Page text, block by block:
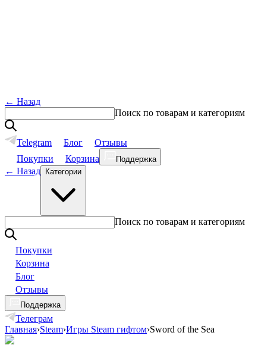
← Назад
Поиск по товарам и категориям
Telegram Блог
Отзывы
Покупки
Корзина Поддержка
← Назад Категории
Поиск по товарам и категориям
Покупки
Корзина
Блог
Отзывы
Поддержка
Телеграм
Главная›Steam›Игры Steam гифтом›Sword of the Sea